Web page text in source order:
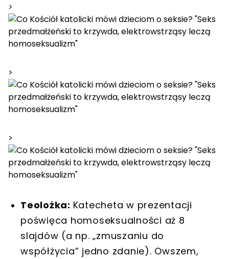
>
>
>
Teolożka: Katecheta w prezentacji
poświęca homoseksualności aż 8
slajdów (a np. „zmuszaniu do
współżycia” jedno zdanie). Owszem,